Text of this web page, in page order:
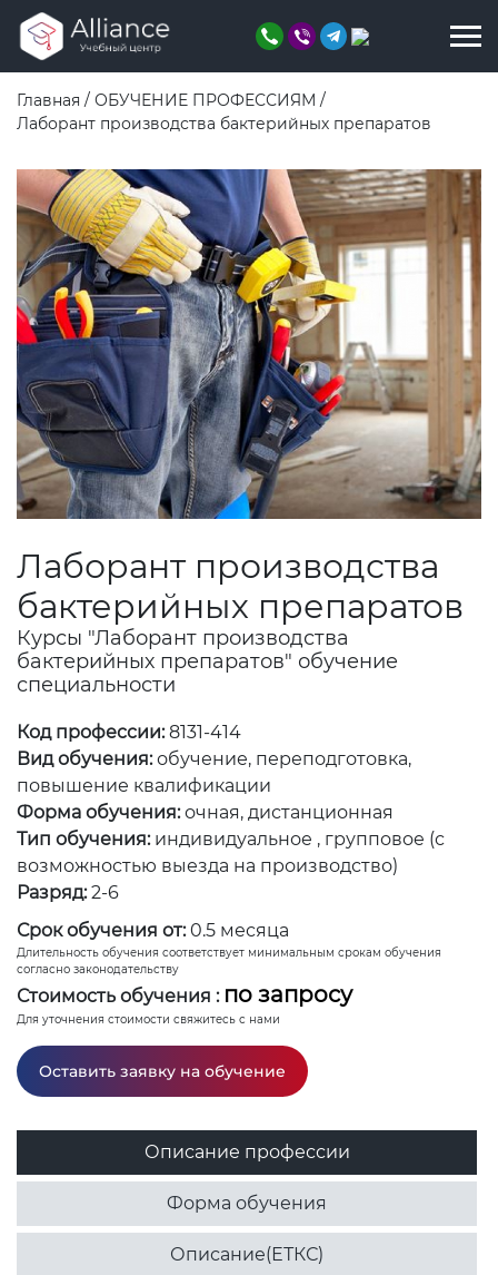
Главная / ОБУЧЕНИЕ ПРОФЕССИЯМ /
Лаборант производства бактерийных препаратов
Лаборант производства
бактерийных препаратов
Курсы "Лаборант производства
бактерийных препаратов" обучение
специальности
Код профессии:8131-414
Вид обучения: обучение, переподготовка,
повышение квалификации
Форма обучения: очная, дистанционная
Тип обучения: индивидуальное , групповое (с
возможностью выезда на производство)
Разряд: 2-6
Срок обучения от: 0.5 месяца
Длительность обучения соответствует минимальным срокам обучения
согласно законодательству
Стоимость обучения : по запросу
Для уточнения стоимости свяжитесь с нами
Оставить заявку на обучение
Описание профессии
Форма обучения
Описание(ЕТКС)